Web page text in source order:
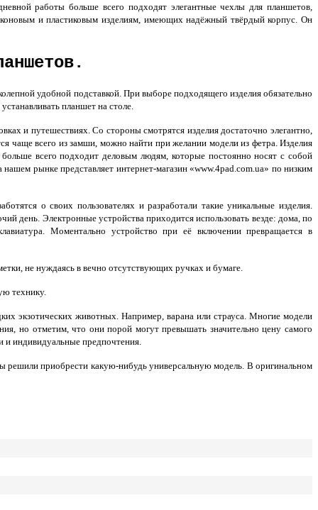
работы больше всего подходят элегантные чехлы для планшетов,
и пластиковым изделиям, имеющих надёжный твёрдый корпус. Он
удобной подставкой. При выборе подходящего изделия обязательно
планшет на столе.
и путешествиях. Со стороны смотрятся изделия достаточно элегантно,
чаще всего из замши, можно найти при желании модели из фетра. Изделия
всего подходит деловым людям, которые постоянно носят с собой
рынке представляет интернет-магазин «www.4pad.com.ua» по низким
о своих пользователях и разработали такие уникальные изделия.
день. Электронные устройства приходится использовать везде: дома, по
Моментально устройство при её включении превращается в
не нуждаясь в вечно отсутствующих ручках и бумаге.
технику.
экзотических животных. Например, варана или страуса. Многие модели
но отметим, что они порой могут превышать значительно цену самого
и индивидуальные предпочтения.
решили приобрести какую-нибудь универсальную модель. В оригинальном